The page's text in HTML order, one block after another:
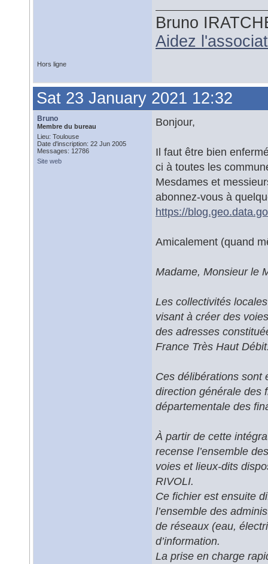
Bruno
Aidez
Hors ligne
Sat 23 January 2021 12:32
Bruno
Membre du bureau
Lieu: Toulouse
Date d'inscription: 22 Jun 2005
Messages: 12786
Site web
Bonjour,
Il faut être bien
ci à toutes les
Mesdames et
abonnez-vous à
https://
Amicalement (quand
Madame, Monsieur le
Les collectivités
visant à créer des
des adresses
France Très Haut
Ces délibérations sont
direction générale des
départementale des
À partir de cette
recense l’ensemble
voies et lieux-dits
RIVOLI.
Ce fichier est ensuite
l’ensemble des
de réseaux (eau,
d’information.
La prise en charge